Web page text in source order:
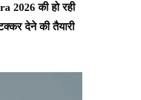
2026 की हो रही
देने की तैयारी